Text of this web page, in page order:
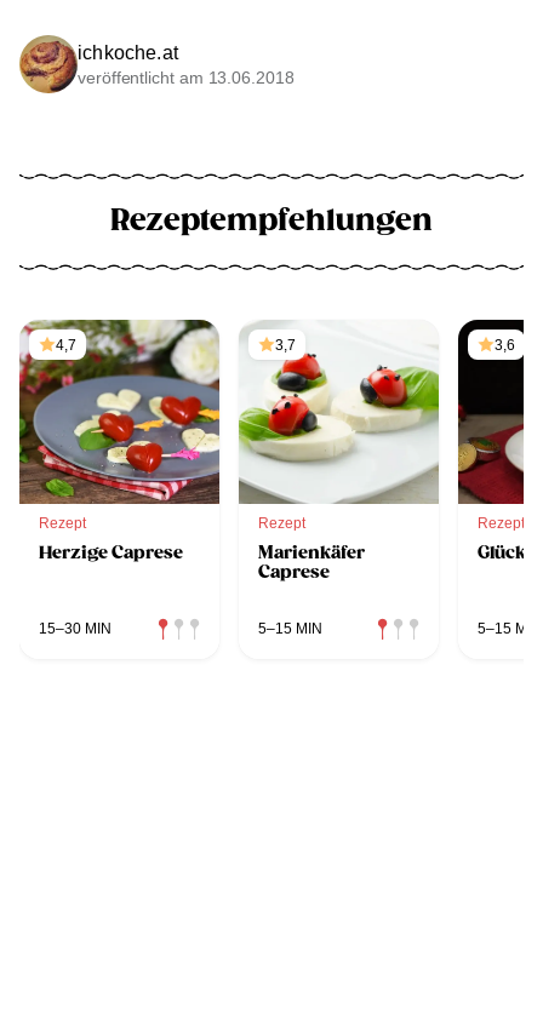
ichkoche.at
veröffentlicht am 13.06.2018
Rezeptempfehlungen
4,7
Rezept
Herzige Caprese
15–30 MIN
3,7
Rezept
Marienkäfer
Caprese
5–15 MIN
3,6
Rezept
5–15 MIN